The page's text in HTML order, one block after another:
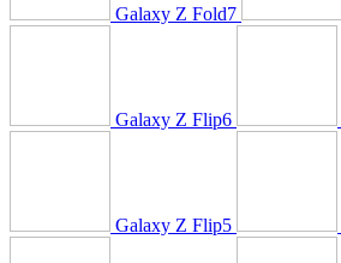
Galaxy Z Fold7
Galaxy Z Flip6
Galaxy Z Flip5